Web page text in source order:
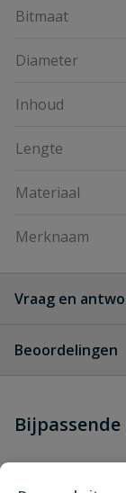
Bitmaat
Diameter
Inhoud
Lengte
Materiaal
Merknaam
Vraag en
dit
Beoordelingen
Schrijf zelf
Je beoordeelt: